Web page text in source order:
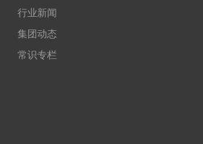
行业新闻
集团动态
常识专栏